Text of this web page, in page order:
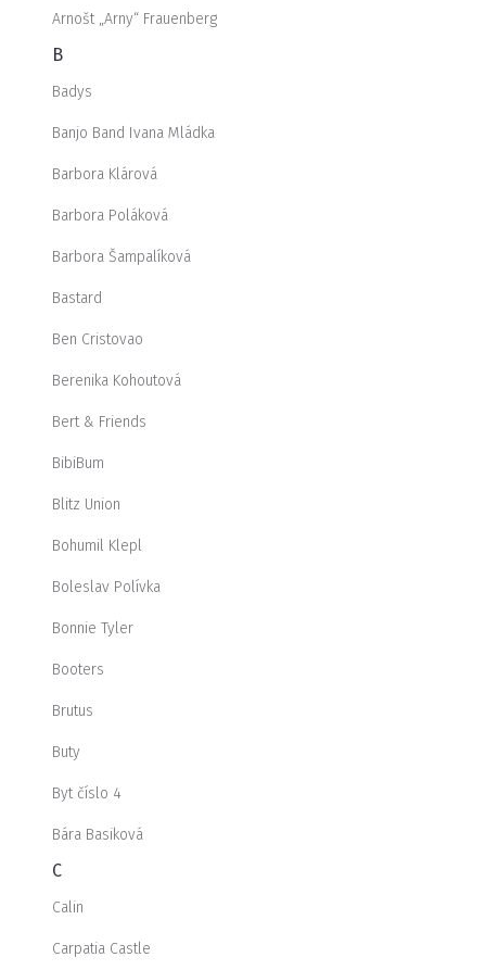
Arnošt „Arny“ Frauenberg
B
Badys
Banjo Band Ivana Mládka
Barbora Klárová
Barbora Poláková
Barbora Šampalíková
Bastard
Ben Cristovao
Berenika Kohoutová
Bert & Friends
BibiBum
Blitz Union
Bohumil Klepl
Boleslav Polívka
Bonnie Tyler
Booters
Brutus
Buty
Byt číslo 4
Bára Basiková
C
Calin
Carpatia Castle